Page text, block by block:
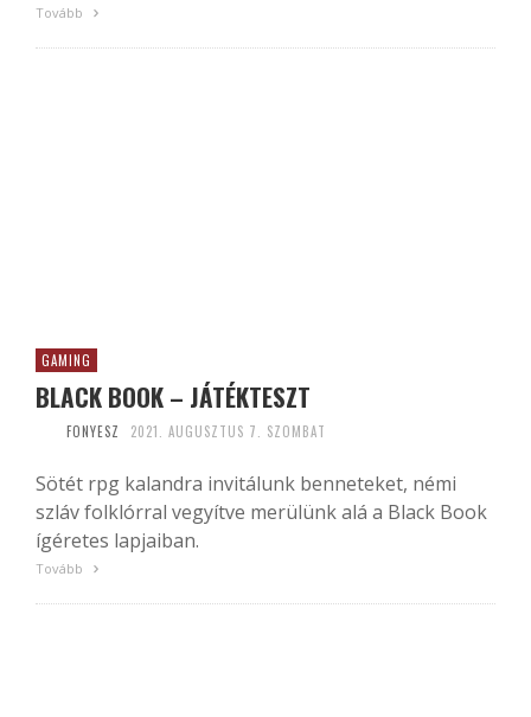
Tovább
GAMING
BLACK BOOK – JÁTÉKTESZT
FONYESZ 2021. AUGUSZTUS 7. SZOMBAT
Sötét rpg kalandra invitálunk benneteket, némi
szláv folklórral vegyítve merülünk alá a Black Book
ígéretes lapjaiban.
Tovább